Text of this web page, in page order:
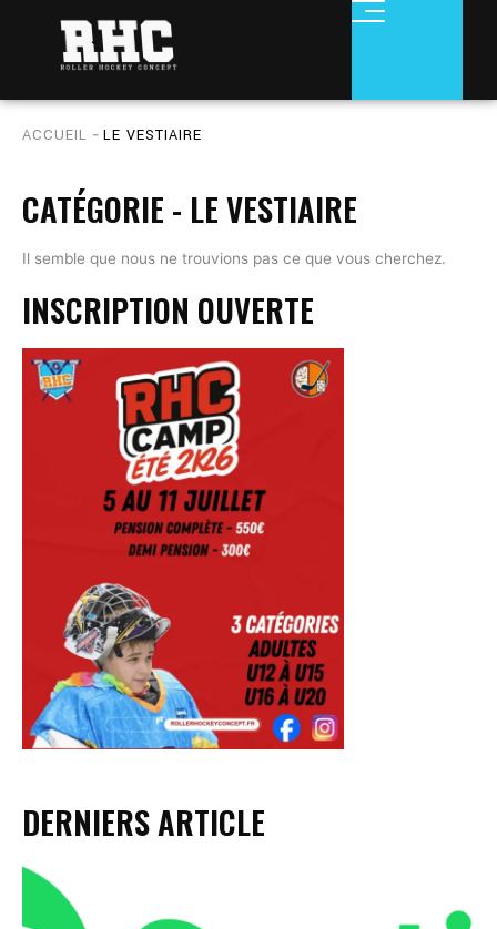
ACCUEIL - LE VESTIAIRE
CATÉGORIE - LE VESTIAIRE
Il semble que nous ne trouvions pas ce que vous cherchez.
INSCRIPTION OUVERTE
DERNIERS ARTICLE